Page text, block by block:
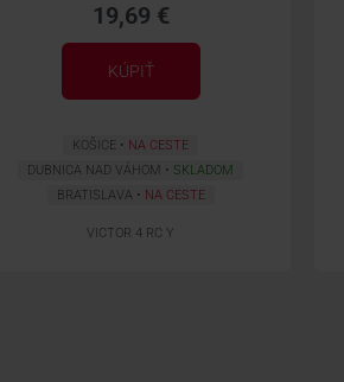
19,69 €
KÚPIŤ
KOŠICE
NA CESTE
DUBNICA NAD VÁHOM
SKLADOM
BRATISLAVA
NA CESTE
VICTOR 4 RC Y